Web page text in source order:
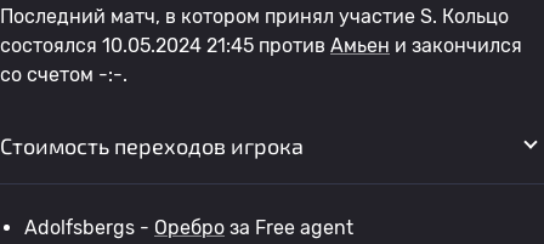
Последний матч, в котором принял участие S. Кольцо
состоялся 10.05.2024 21:45 против Амьен и закончился
со счетом -:-.
Стоимость переходов игрока
Adolfsbergs - Оребро за Free agent